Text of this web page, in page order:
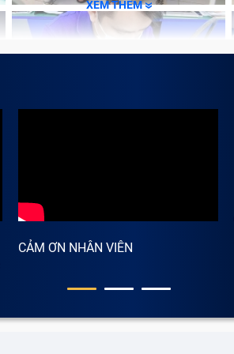
XEM THÊM
CẢM ƠN NHÂN VIÊN